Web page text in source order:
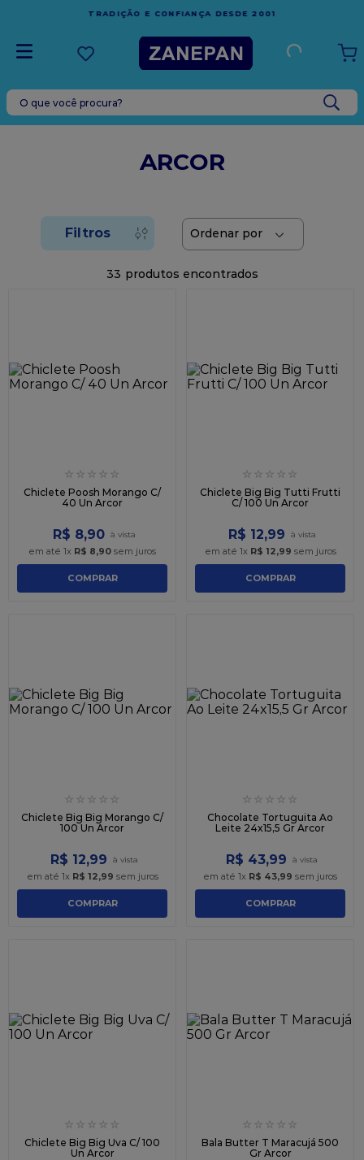
EM COMPRAS ACIMA DE R$1.000,00 PARA O
ESPÍRITO SANTO
O que você procura?
ARCOR
33
☆ ☆ ☆ ☆ ☆
Chiclete Poosh Morango C/
40 Un Arcor
R$ 8,90
em até 1x R$ 8,90 sem juros
COMPRAR
☆ ☆ ☆ ☆ ☆
Chiclete Big Big Tutti Frutti
C/ 100 Un Arcor
R$ 12,99
em até 1x R$ 12,99 sem juros
COMPRAR
☆ ☆ ☆ ☆ ☆
Chiclete Big Big Morango C/
100 Un Arcor
R$ 12,99
em até 1x R$ 12,99 sem juros
COMPRAR
☆ ☆ ☆ ☆ ☆
Chocolate Tortuguita Ao
Leite 24x15,5 Gr Arcor
R$ 43,99
em até 1x R$ 43,99 sem juros
COMPRAR
☆ ☆ ☆ ☆ ☆
Chiclete Big Big Uva C/ 100
Un Arcor
☆ ☆ ☆ ☆ ☆
Bala Butter T Maracujá 500
Gr Arcor
TERMOS MAIS BUSCADOS
vela
bala
9º
caixa kraft